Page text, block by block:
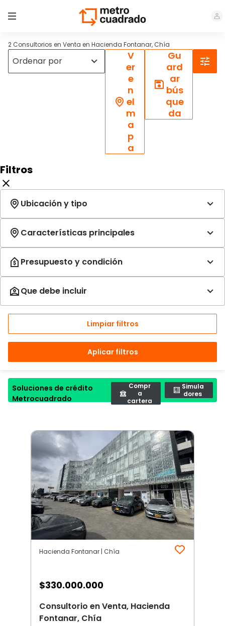
2 Consultorios en Venta en Hacienda Fontanar, Chía
V
er
e
n
el
m
a
p
a
Gu
ard
ar
bús
que
da
Filtros
Limpiar filtros
Aplicar filtros
Soluciones de crédito
Metrocuadrado
Compr
a
cartera
Simula
dores
Hacienda Fontanar | Chía
$330.000.000
Consultorio en Venta, Hacienda
Fontanar, Chía